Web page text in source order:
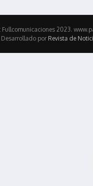
Fullcomunicaciones 2023.
Desarrollado por Revista de